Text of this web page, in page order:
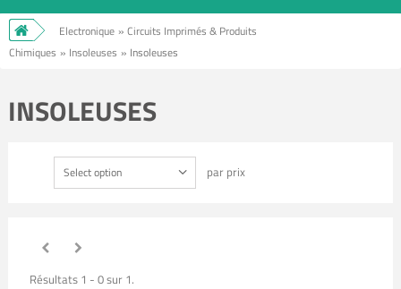
Electronique » Circuits Imprimés & Produits
Chimiques » Insoleuses » Insoleuses
INSOLEUSES
Select option par prix
Résultats 1 - 0 sur 1.